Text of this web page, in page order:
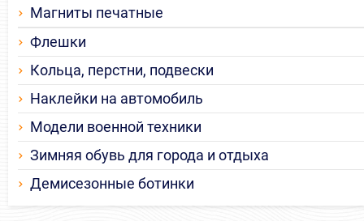
Магниты печатные
Флешки
Кольца, перстни, подвески
Наклейки на автомобиль
Модели военной техники
Зимняя обувь для города и отдыха
Демисезонные ботинки